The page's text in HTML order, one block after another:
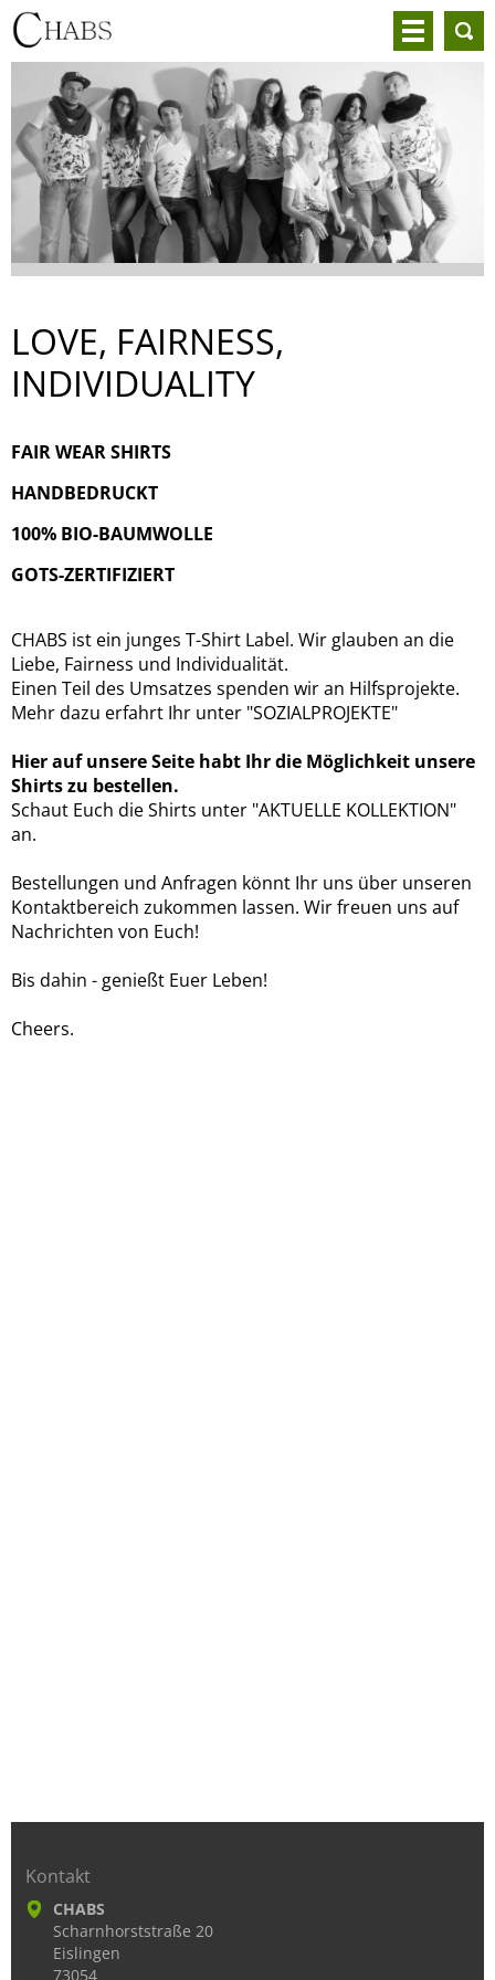
LOVE, FAIRNESS,
INDIVIDUALITY
FAIR WEAR SHIRTS
HANDBEDRUCKT
100% BIO-BAUMWOLLE
GOTS-ZERTIFIZIERT
CHABS ist ein junges T-Shirt Label. Wir glauben an die
Liebe, Fairness und Individualität.
Einen Teil des Umsatzes spenden wir an Hilfsprojekte.
Mehr dazu erfahrt Ihr unter "SOZIALPROJEKTE"
Hier auf unsere Seite habt Ihr die Möglichkeit unsere
Shirts zu bestellen.
Schaut Euch die Shirts unter "AKTUELLE KOLLEKTION"
an.
Bestellungen und Anfragen könnt Ihr uns über unseren
Kontaktbereich zukommen lassen. Wir freuen uns auf
Nachrichten von Euch!
Bis dahin - genießt Euer Leben!
Cheers.
Kontakt
CHABS
Scharnhorststraße 20
Eislingen
73054